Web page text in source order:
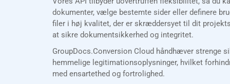
dokumenter, vælge bestemte sider eller definere
filer i høj kvalitet, der er skræddersyet til dit
at sikre dokumentsikkerhed og integritet.
GroupDocs.Conversion Cloud håndhæver strenge
hemmelige legitimationsoplysninger, hvilket
med ensartethed og fortrolighed.